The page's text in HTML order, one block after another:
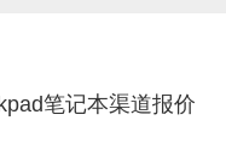
笔记本渠道报价